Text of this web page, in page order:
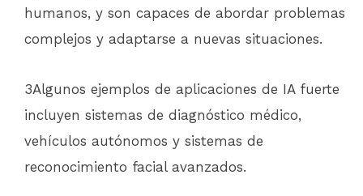
humanos, y son capaces de abordar problemas
complejos y adaptarse a nuevas situaciones.
3Algunos ejemplos de aplicaciones de IA fuerte
incluyen sistemas de diagnóstico médico,
vehículos autónomos y sistemas de
reconocimiento facial avanzados.